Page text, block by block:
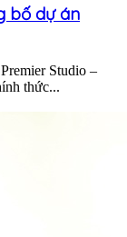
bố dự án
Studio –
thức...